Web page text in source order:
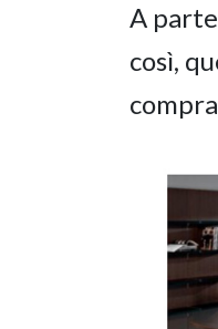
A
così,